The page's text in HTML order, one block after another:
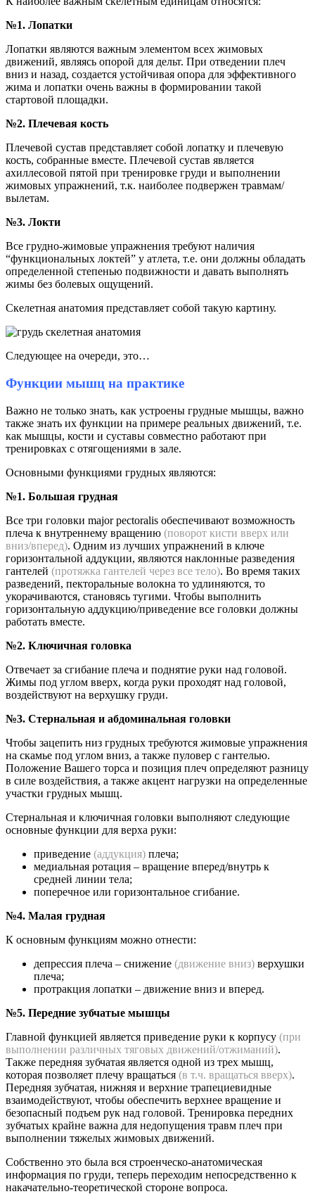
№1. Лопатки
Лопатки являются важным элементом всех жимовых
движений, являясь опорой для дельт. При отведении плеч
вниз и назад, создается устойчивая опора для эффективного
жима и лопатки очень важны в формировании такой
стартовой площадки.
№2. Плечевая кость
Плечевой сустав представляет собой лопатку и плечевую
кость, собранные вместе. Плечевой сустав является
ахиллесовой пятой при тренировке груди и выполнении
жимовых упражнений, т.к. наиболее подвержен травмам/
вылетам.
№3. Локти
Все грудно-жимовые упражнения требуют наличия
“функциональных локтей” у атлета, т.е. они должны обладать
определенной степенью подвижности и давать выполнять
жимы без болевых ощущений.
Скелетная анатомия представляет собой такую картину.
Следующее на очереди, это…
Функции мышц на практике
Важно не только знать, как устроены грудные мышцы, важно
также знать их функции на примере реальных движений, т.е.
как мышцы, кости и суставы совместно работают при
тренировках с отягощениями в зале.
Основными функциями грудных являются:
№1. Большая грудная
Все три головки major pectoralis обеспечивают возможность
плеча к внутреннему вращению (поворот кисти вверх или
вниз/вперед). Одним из лучших упражнений в ключе
горизонтальной аддукции, являются наклонные разведения
гантелей (протяжка гантелей через все тело). Во время таких
разведений, пекторальные волокна то удлиняются, то
укорачиваются, становясь тугими. Чтобы выполнить
горизонтальную аддукцию/приведение все головки должны
работать вместе.
№2. Ключичная головка
Отвечает за сгибание плеча и поднятие руки над головой.
Жимы под углом вверх, когда руки проходят над головой,
воздействуют на верхушку груди.
№3. Стернальная и абдоминальная головки
Чтобы зацепить низ грудных требуются жимовые упражнения
на скамье под углом вниз, а также пуловер с гантелью.
Положение Вашего торса и позиция плеч определяют разницу
в силе воздействия, а также акцент нагрузки на определенные
участки грудных мышц.
Стернальная и ключичная головки выполняют следующие
основные функции для верха руки:
приведение (аддукция) плеча;
медиальная ротация – вращение вперед/внутрь к
средней линии тела;
поперечное или горизонтальное сгибание.
№4. Малая грудная
К основным функциям можно отнести:
депрессия плеча – снижение (движение вниз) верхушки
плеча;
протракция лопатки – движение вниз и вперед.
№5. Передние зубчатые мышцы
Главной функцией является приведение руки к корпусу (при
выполнении различных тяговых движений/отжиманий).
Также передняя зубчатая является одной из трех мышц,
которая позволяет плечу вращаться (в т.ч. вращаться вверх).
Передняя зубчатая, нижняя и верхние трапециевидные
взаимодействуют, чтобы обеспечить верхнее вращение и
безопасный подъем рук над головой. Тренировка передних
зубчатых крайне важна для недопущения травм плеч при
выполнении тяжелых жимовых движений.
Собственно это была вся строенческо-анатомическая
информация по груди, теперь переходим непосредственно к
накачательно-теоретической стороне вопроса.